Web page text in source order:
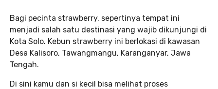
Bagi pecinta strawberry, sepertinya tempat ini
menjadi salah satu destinasi yang wajib dikunjungi di
Kota Solo. Kebun strawberry ini berlokasi di kawasan
Desa Kalisoro, Tawangmangu, Karanganyar, Jawa
Tengah.
Di sini kamu dan si kecil bisa melihat proses